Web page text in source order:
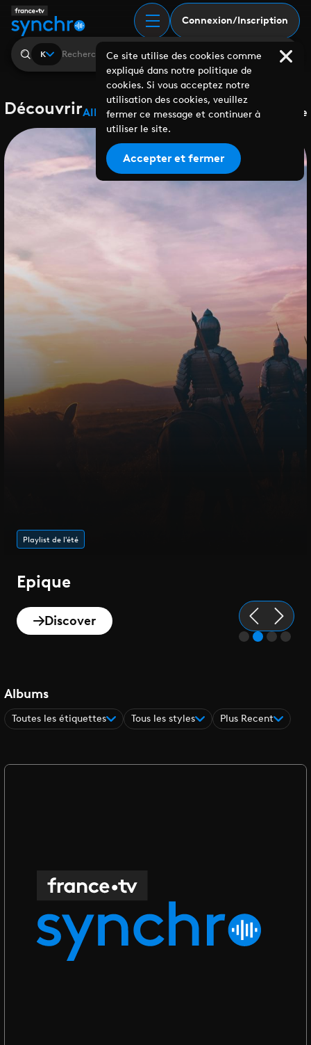
Connexion/Inscription
K
DécouvrirAlbumsPlaylistsCollaborationsLabels Genre
Playlist de l'été
Epique
Discover
Albums
Toutes les étiquettes Tous les styles Plus Recent
Ce site utilise des cookies comme
expliqué dans notre politique de
cookies. Si vous acceptez notre
utilisation des cookies, veuillez
fermer ce message et continuer à
utiliser le site.
Accepter et fermer